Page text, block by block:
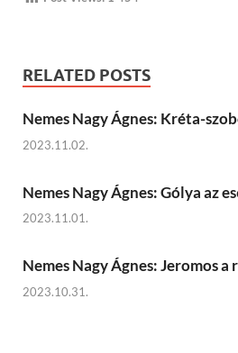
RELATED POSTS
Nemes Nagy Ágnes: Kréta-
2023.11.02.
Nemes Nagy Ágnes: Gólya az
2023.11.01.
Nemes Nagy Ágnes: Jeromos a
2023.10.31.